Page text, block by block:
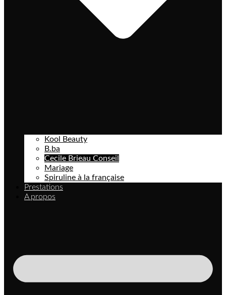
Kool Beauty
B.ba
Cecile Brieau Conseil
Mariage
Spiruline à la française
Prestations
A propos